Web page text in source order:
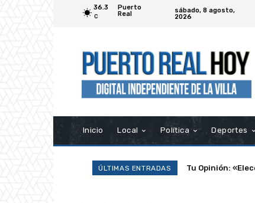
36.3
C
Puerto
Real
sábado, 8 agosto,
2026
Inicio Local Política Deportes
ÚLTIMAS ENTRADAS Tu Opinión: